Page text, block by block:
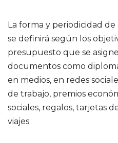
La forma y periodicidad
se definirá según los
presupuesto que se
documentos como
en medios, en redes
de trabajo, premios
sociales, regalos, tarjetas
viajes.